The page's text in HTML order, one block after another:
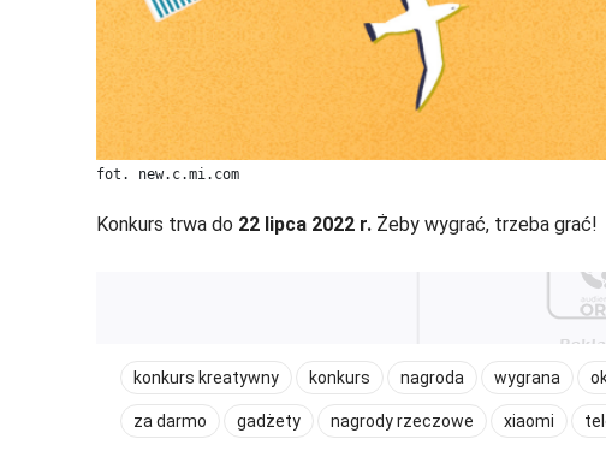
fot. new.c.mi.com
Konkurs trwa do 22 lipca 2022 r. Żeby wygrać, trzeba grać!
konkurs kreatywny konkurs nagroda wygrana
za darmo gadżety nagrody rzeczowe xiaomi